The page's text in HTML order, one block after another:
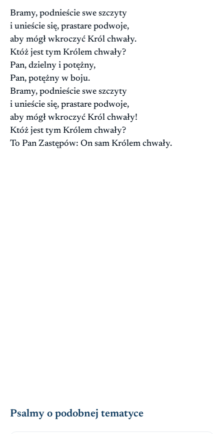
Bramy, podnieście swe szczyty
i unieście się, prastare podwoje,
aby mógł wkroczyć Król chwały.
Któż jest tym Królem chwały?
Pan, dzielny i potężny,
Pan, potężny w boju.
Bramy, podnieście swe szczyty
i unieście się, prastare podwoje,
aby mógł wkroczyć Król chwały!
Któż jest tym Królem chwały?
To Pan Zastępów: On sam Królem chwały.
Psalmy o podobnej tematyce